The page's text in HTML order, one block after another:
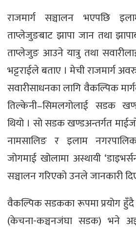
राजमार्ग सञ्चालन भएपछि
ताप्लेजुङबाट झापा जान तथा
ताप्लेजुङ आउने यात्रु तथा
भट्टराईले बताए । मेची राजमार्ग
सवारीसाधनका लागि वैकल्पिक
तिल्केनी–सिमलगोलाई सडक
थियो । सो सडक खण्डअन्तर्गत
नामसालिङ र इलाम
जोगमाई खोलामा अस्थायी
सञ्चालन गरिएको उनले जानकारी
वैकल्पिक सडकका रूपमा प्रयोग
(केचना-कञ्चनजंघा सडक) भने